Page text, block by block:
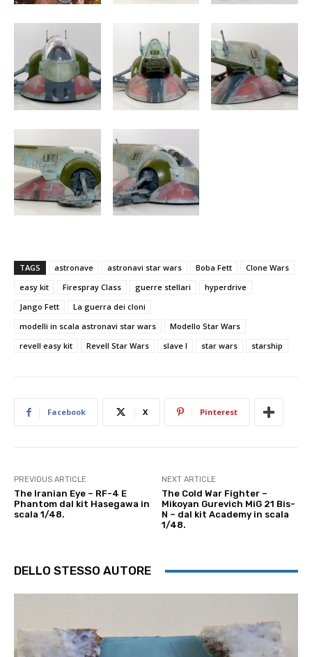
TAGS astronave astronavi star wars Boba Fett
Clone Wars
easy kit
Firespray Class guerre stellari
hyperdrive
Jango Fett
La guerra dei cloni
modelli in scala astronavi star wars
Modello Star Wars
revell easy kit
Revell Star Wars slave I star wars starship
Facebook X Pinterest
PREVIOUS ARTICLE
The Iranian Eye – RF-4 E
Phantom dal kit Hasegawa in
scala 1/48.
NEXT ARTICLE
The Cold War Fighter –
Mikoyan Gurevich MiG 21 Bis-
N – dal kit Academy in scala
1/48.
DELLO STESSO AUTORE